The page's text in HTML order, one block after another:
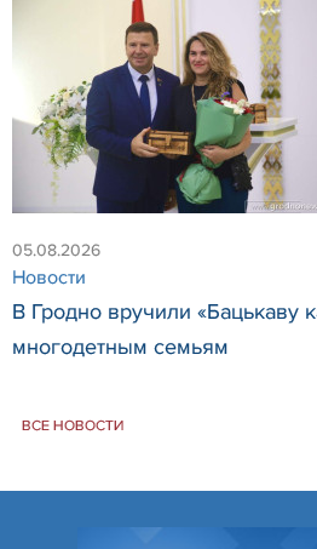
05.08.2026
Новости
В Гродно вручили «Бацькаву
многодетным семьям
ВСЕ НОВОСТИ